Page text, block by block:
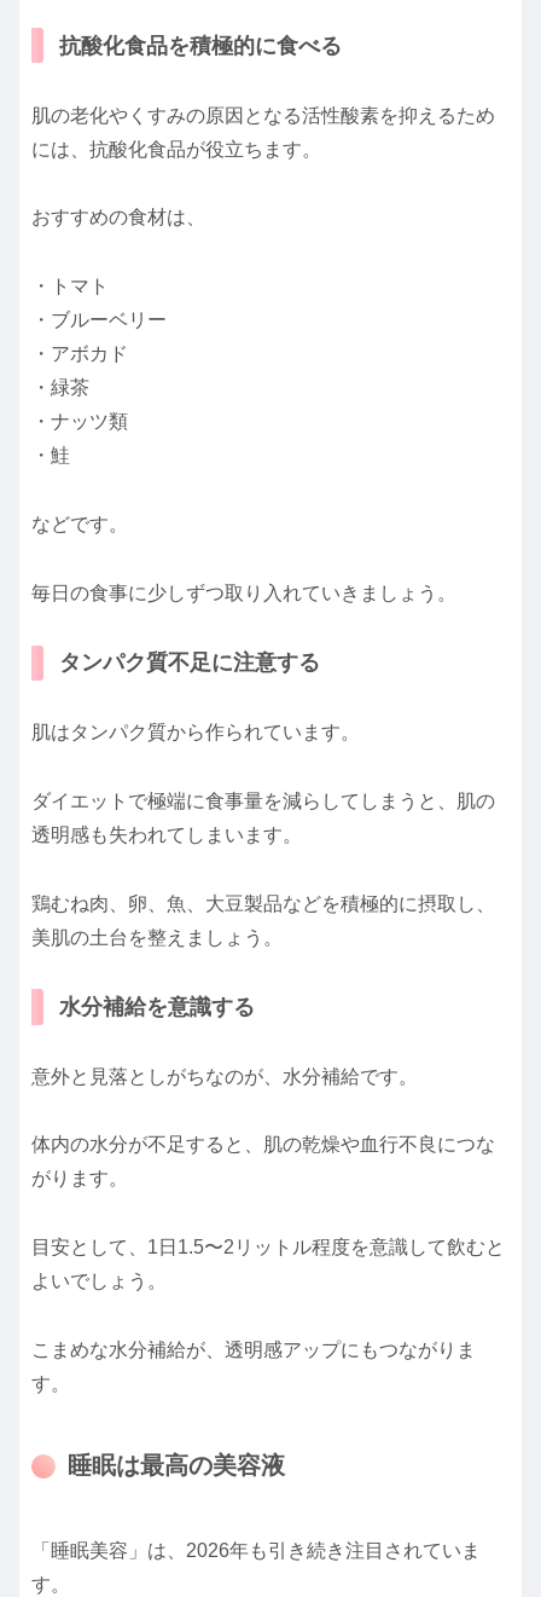
抗酸化食品を積極的に食べる
肌の老化やくすみの原因となる活性酸素を抑えるため
には、抗酸化食品が役立ちます。
おすすめの食材は、
・トマト
・ブルーベリー
・アボカド
・緑茶
・ナッツ類
・鮭
などです。
毎日の食事に少しずつ取り入れていきましょう。
タンパク質不足に注意する
肌はタンパク質から作られています。
ダイエットで極端に食事量を減らしてしまうと、肌の
透明感も失われてしまいます。
鶏むね肉、卵、魚、大豆製品などを積極的に摂取し、
美肌の土台を整えましょう。
水分補給を意識する
意外と見落としがちなのが、水分補給です。
体内の水分が不足すると、肌の乾燥や血行不良につな
がります。
目安として、1日1.5〜2リットル程度を意識して飲むと
よいでしょう。
こまめな水分補給が、透明感アップにもつながりま
す。
睡眠は最高の美容液
「睡眠美容」は、2026年も引き続き注目されていま
す。